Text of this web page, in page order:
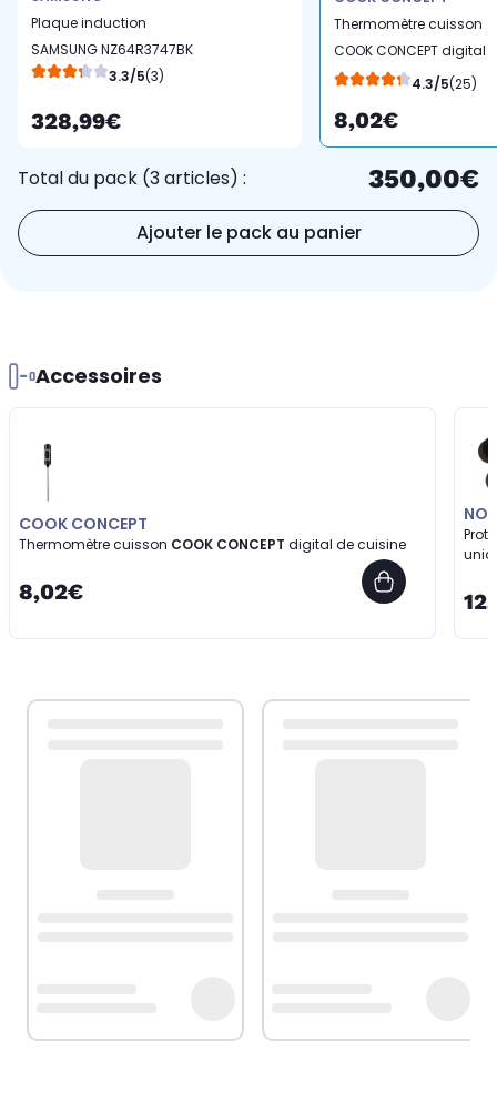
Plaque induction
SAMSUNG NZ64R3747BK
3.3/5(3)
328,99€
Thermomètre cuisson
COOK CONCEPT digital
de cuisine 4.3/5(25)
8,02€
Total du pack (3 articles) : 350,00€
Ajouter le pack au panier
Accessoires
COOK CONCEPT
Thermomètre cuisson COOK CONCEPT digital de cuisine
8,02€